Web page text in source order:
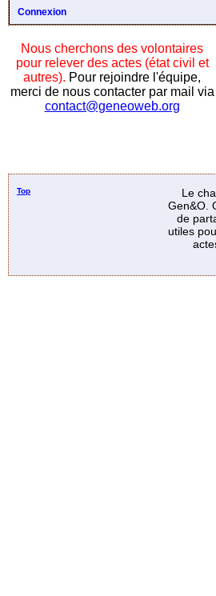
Connexion
Nous cherchons des volontaires
pour relever des actes (état civil et
autres). Pour rejoindre l'équipe,
merci de nous contacter par mail via
contact@geneoweb.org
Top
Le
Gen&O.
de
utiles